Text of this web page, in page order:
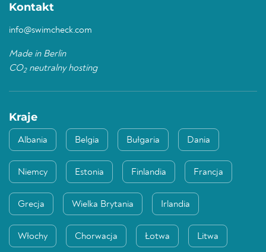
Kontakt
info@swimcheck.com
Made in Berlin
CO2neutralny hosting
Kraje
Albania Belgia Bułgaria Dania
Niemcy Estonia Finlandia Francja
Grecja Wielka Brytania Irlandia
Włochy Chorwacja Łotwa Litwa